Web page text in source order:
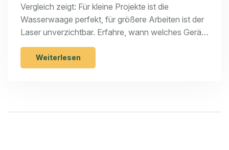
Vergleich zeigt: Für kleine Projekte ist die
Wasserwaage perfekt, für größere Arbeiten ist der
Laser unverzichtbar. Erfahre, wann welches Gerät
sich lohnt - mit konkreten Daten und
Praxisbeispielen.
Weiterlesen